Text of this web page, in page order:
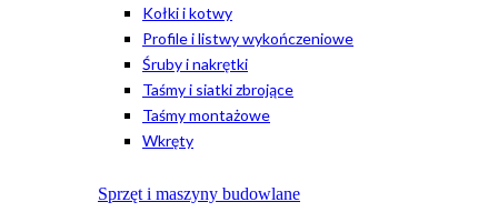
Kołki i kotwy
Profile i listwy wykończeniowe
Śruby i nakrętki
Taśmy i siatki zbrojące
Taśmy montażowe
Wkręty
Sprzęt i maszyny budowlane